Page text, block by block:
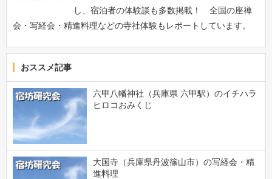
し、宿泊者の体験談も多数掲載！ 全国の座禅
会・写経会・精進料理などの寺社体験もレポートしています。
おススメ記事
六甲八幡神社（兵庫県 六甲駅）のイチハラ
ヒロコおみくじ
大国寺（兵庫県丹波篠山市）の写経会・精
進料理